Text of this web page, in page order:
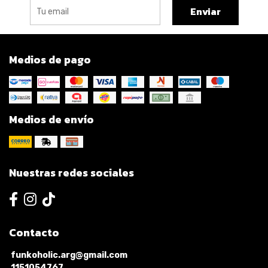
Enviar
Medios de pago
Medios de envío
Nuestras redes sociales
Contacto
funkoholic.arg@gmail.com